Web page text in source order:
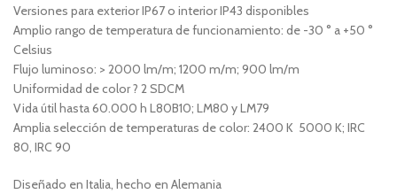
Versiones para exterior IP67 o interior IP43 disponibles
Amplio rango de temperatura de funcionamiento: de -30 ° a +50 °
Celsius
Flujo luminoso: > 2000 lm/m; 1200 m/m; 900 lm/m
Uniformidad de color ? 2 SDCM
Vida útil hasta 60.000 h L80B10; LM80 y LM79
Amplia selección de temperaturas de color: 2400 K  5000 K; IRC
80, IRC 90
Diseñado en Italia, hecho en Alemania